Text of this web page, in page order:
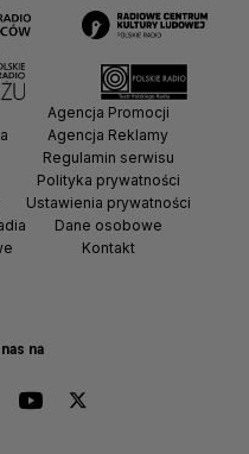
na
Agencja Promocji
Agencja Reklamy
Regulamin serwisu
Polityka prywatności
Ustawienia prywatności
Dane osobowe
Kontakt